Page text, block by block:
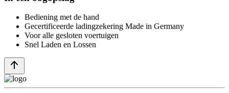
Bediening met de hand
Gecertificeerde ladingzekering Made in Germany
Voor alle gesloten voertuigen
Snel Laden en Lossen